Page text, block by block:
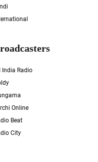
India Radio
Online
Beat
City